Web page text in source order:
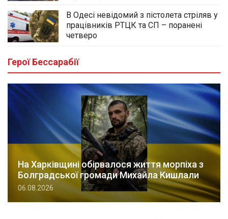
В Одесі невідомий з пістолета стріляв у
працівників РТЦК та СП – поранені
четверо
Герої Бессарабії
На Харківщині обірвалося життя морпіха з
Болградської громади Михайла Кишлали
06.08.2026